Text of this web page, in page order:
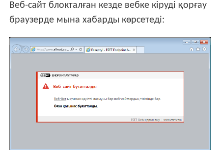
Веб-сайт блокталған кезде вебке кіруді қорғау
браузерде мына хабарды көрсетеді: